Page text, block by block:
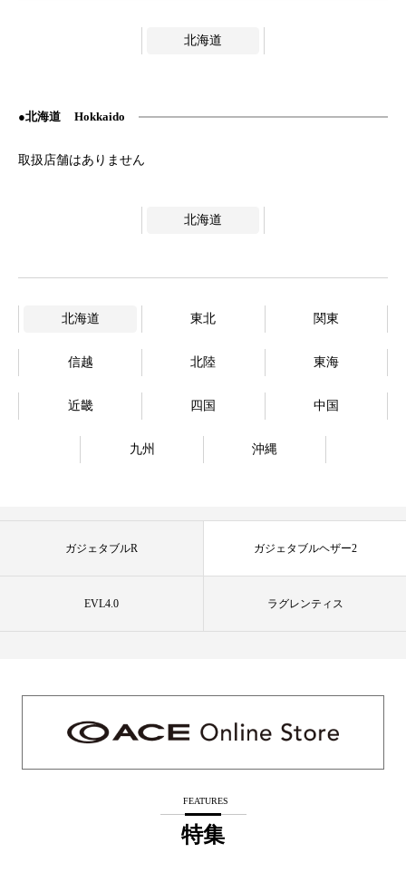
北海道
北海道 Hokkaido
北海道
北海道 東北 関東
信越 北陸 東海
近畿 四国 中国
九州 沖縄
ガジェタブルR ガジェタブルヘザー2
EVL4.0 ラグレンティス
FEATURES
特集